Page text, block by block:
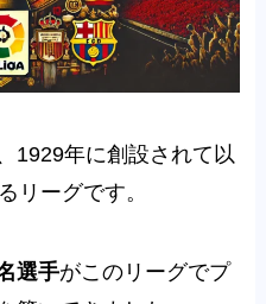
1929年に創設されて以
リーグです。
選手がこのリーグでプ